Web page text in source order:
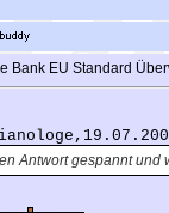
Bank EU Standard
Antwort gespannt